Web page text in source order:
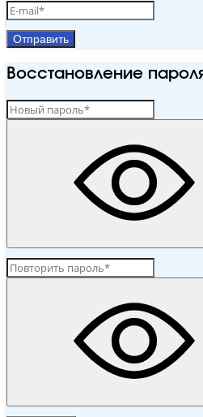
Отправить
Восстановление